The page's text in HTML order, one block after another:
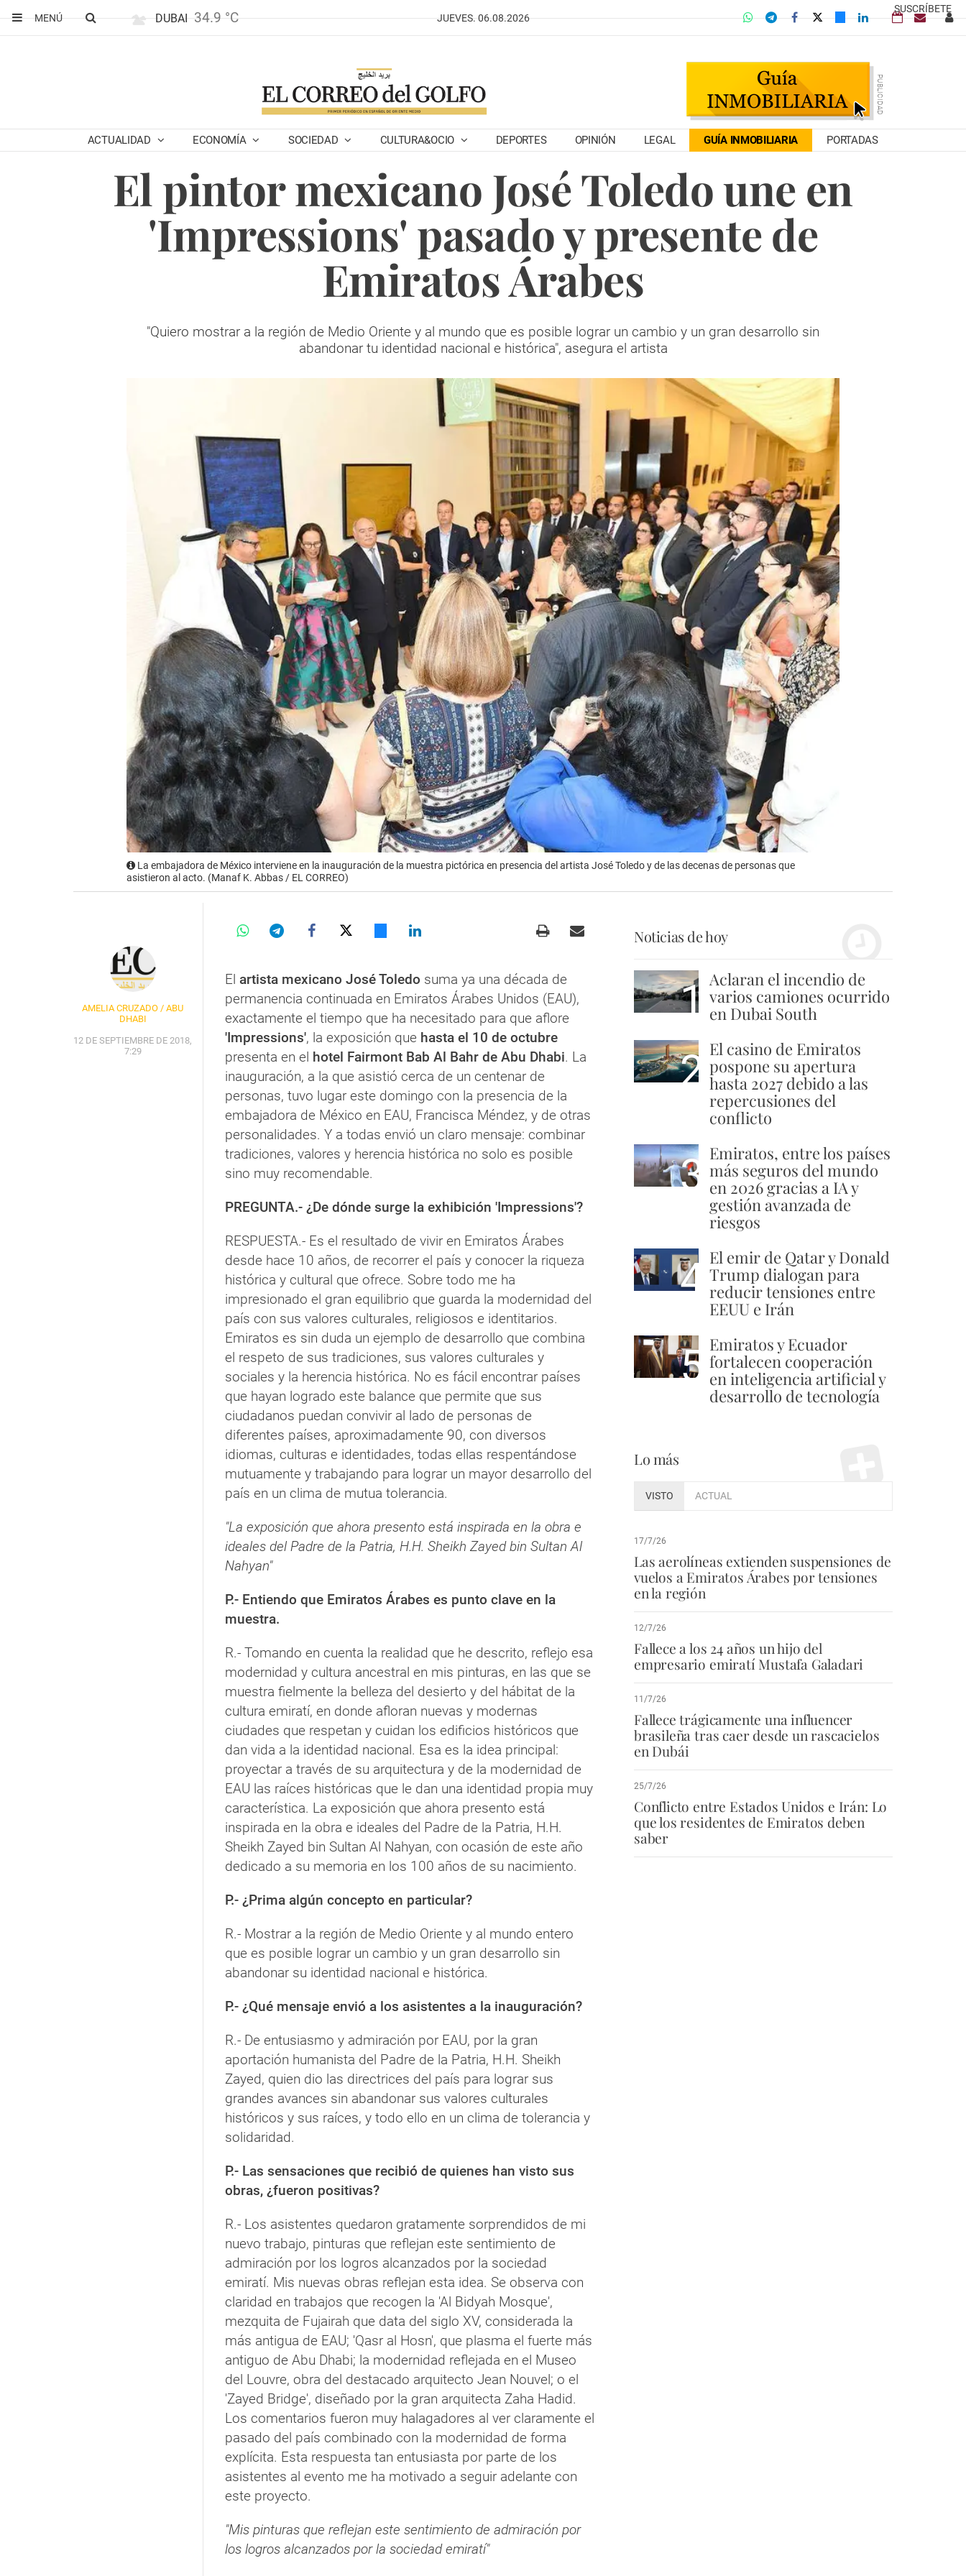
SUSCRÍBETE
MENÚ
DUBAI 34.9 °C JUEVES. 06.08.2026
ACTUALIDAD ECONOMÍA SOCIEDAD CULTURA&OCIO DEPORTES OPINIÓN LEGAL GUÍA INMOBILIARIA PORTADAS
El pintor mexicano José Toledo une en
'Impressions' pasado y presente de
Emiratos Árabes
"Quiero mostrar a la región de Medio Oriente y al mundo que es posible lograr un cambio y un gran desarrollo sin
abandonar tu identidad nacional e histórica", asegura el artista
La embajadora de México interviene en la inauguración de la muestra pictórica en presencia del artista José Toledo y de las decenas de personas que
asistieron al acto. (Manaf K. Abbas / EL CORREO)
AMELIA CRUZADO / ABU
DHABI
12 DE SEPTIEMBRE DE 2018,
7:29
El artista mexicano José Toledo suma ya una década de
permanencia continuada en Emiratos Árabes Unidos (EAU),
exactamente el tiempo que ha necesitado para que aflore
'Impressions', la exposición que hasta el 10 de octubre
presenta en el hotel Fairmont Bab Al Bahr de Abu Dhabi. La
inauguración, a la que asistió cerca de un centenar de
personas, tuvo lugar este domingo con la presencia de la
embajadora de México en EAU, Francisca Méndez, y de otras
personalidades. Y a todas envió un claro mensaje: combinar
tradiciones, valores y herencia histórica no solo es posible
sino muy recomendable.
PREGUNTA.- ¿De dónde surge la exhibición 'Impressions'?
RESPUESTA.- Es el resultado de vivir en Emiratos Árabes
desde hace 10 años, de recorrer el país y conocer la riqueza
histórica y cultural que ofrece. Sobre todo me ha
impresionado el gran equilibrio que guarda la modernidad del
país con sus valores culturales, religiosos e identitarios.
Emiratos es sin duda un ejemplo de desarrollo que combina
el respeto de sus tradiciones, sus valores culturales y
sociales y la herencia histórica. No es fácil encontrar países
que hayan logrado este balance que permite que sus
ciudadanos puedan convivir al lado de personas de
diferentes países, aproximadamente 90, con diversos
idiomas, culturas e identidades, todas ellas respentándose
mutuamente y trabajando para lograr un mayor desarrollo del
país en un clima de mutua tolerancia.
"La exposición que ahora presento está inspirada en la obra e
ideales del Padre de la Patria, H.H. Sheikh Zayed bin Sultan Al
Nahyan"
P.- Entiendo que Emiratos Árabes es punto clave en la
muestra.
R.- Tomando en cuenta la realidad que he descrito, reflejo esa
modernidad y cultura ancestral en mis pinturas, en las que se
muestra fielmente la belleza del desierto y del hábitat de la
cultura emiratí, en donde afloran nuevas y modernas
ciudades que respetan y cuidan los edificios históricos que
dan vida a la identidad nacional. Esa es la idea principal:
proyectar a través de su arquitectura y de la modernidad de
EAU las raíces históricas que le dan una identidad propia muy
característica. La exposición que ahora presento está
inspirada en la obra e ideales del Padre de la Patria, H.H.
Sheikh Zayed bin Sultan Al Nahyan, con ocasión de este año
dedicado a su memoria en los 100 años de su nacimiento.
P.- ¿Prima algún concepto en particular?
R.- Mostrar a la región de Medio Oriente y al mundo entero
que es posible lograr un cambio y un gran desarrollo sin
abandonar su identidad nacional e histórica.
P.- ¿Qué mensaje envió a los asistentes a la inauguración?
R.- De entusiasmo y admiración por EAU, por la gran
aportación humanista del Padre de la Patria, H.H. Sheikh
Zayed, quien dio las directrices del país para lograr sus
grandes avances sin abandonar sus valores culturales
históricos y sus raíces, y todo ello en un clima de tolerancia y
solidaridad.
P.- Las sensaciones que recibió de quienes han visto sus
obras, ¿fueron positivas?
R.- Los asistentes quedaron gratamente sorprendidos de mi
nuevo trabajo, pinturas que reflejan este sentimiento de
admiración por los logros alcanzados por la sociedad
emiratí. Mis nuevas obras reflejan esta idea. Se observa con
claridad en trabajos que recogen la 'Al Bidyah Mosque',
mezquita de Fujairah que data del siglo XV, considerada la
más antigua de EAU; 'Qasr al Hosn', que plasma el fuerte más
antiguo de Abu Dhabi; la modernidad reflejada en el Museo
del Louvre, obra del destacado arquitecto Jean Nouvel; o el
'Zayed Bridge', diseñado por la gran arquitecta Zaha Hadid.
Los comentarios fueron muy halagadores al ver claramente el
pasado del país combinado con la modernidad de forma
explícita. Esta respuesta tan entusiasta por parte de los
asistentes al evento me ha motivado a seguir adelante con
este proyecto.
"Mis pinturas que reflejan este sentimiento de admiración por
los logros alcanzados por la sociedad emiratí"
Noticias de hoy
1 Aclaran el incendio de
varios camiones ocurrido
en Dubai South
2 El casino de Emiratos
pospone su apertura
hasta 2027 debido a las
repercusiones del
conflicto
3 Emiratos, entre los países
más seguros del mundo
en 2026 gracias a IA y
gestión avanzada de
riesgos
4 El emir de Qatar y Donald
Trump dialogan para
reducir tensiones entre
EEUU e Irán
5 Emiratos y Ecuador
fortalecen cooperación
en inteligencia artificial y
desarrollo de tecnología
Lo más
VISTO ACTUAL
17/7/26
Las aerolíneas extienden suspensiones de
vuelos a Emiratos Árabes por tensiones
en la región
12/7/26
Fallece a los 24 años un hijo del
empresario emiratí Mustafa Galadari
11/7/26
Fallece trágicamente una influencer
brasileña tras caer desde un rascacielos
en Dubái
25/7/26
Conflicto entre Estados Unidos e Irán: Lo
que los residentes de Emiratos deben
saber